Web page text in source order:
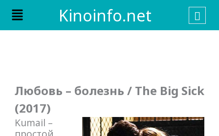
Skip
content
Kinoinfo.net
Menu
Любовь – болезнь / The Big Sick
(2017)
Kumail –